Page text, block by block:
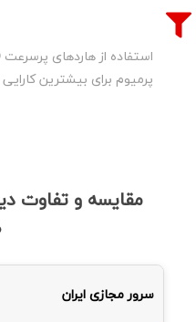
پرمیوم برای بیشترین
مقایسه و تفاوت
سرور مجازی ایران